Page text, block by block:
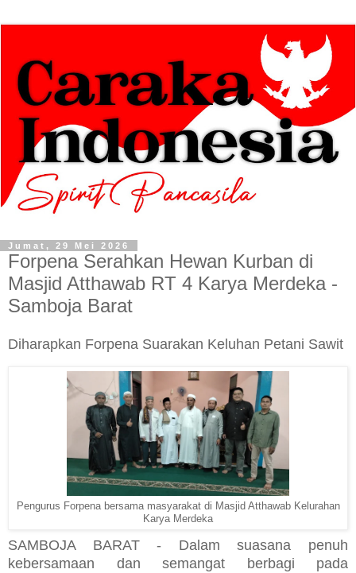
Jumat, 29 Mei 2026
Forpena Serahkan Hewan Kurban di
Masjid Atthawab RT 4 Karya Merdeka -
Samboja Barat
Diharapkan Forpena Suarakan Keluhan Petani Sawit
Pengurus Forpena bersama masyarakat di Masjid Atthawab Kelurahan
Karya Merdeka
SAMBOJA BARAT - Dalam suasana penuh
kebersamaan dan semangat berbagi pada